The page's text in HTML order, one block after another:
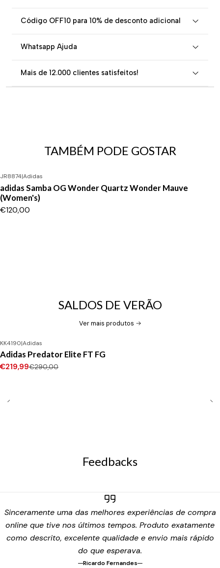
Código OFF10 para 10% de desconto adicional
Whatsapp Ajuda
Mais de 12.000 clientes satisfeitos!
TAMBÉM PODE GOSTAR
JR8874|Adidas
adidas Samba OG Wonder Quartz Wonder Mauve
(Women's)
€120,00
SALDOS DE VERÃO
Ver mais produtos
-24%DESCONTO
Novo
KK4190|Adidas
Adidas Predator Elite FT FG
€219,99€290,00
Feedbacks
Sinceramente uma das melhores experiências de compra
online que tive nos últimos tempos. Produto exatamente
como descrito, excelente qualidade e envio mais rápido
do que esperava.
Ricardo Fernandes